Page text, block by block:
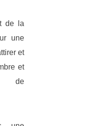
de la
une
et
et
de